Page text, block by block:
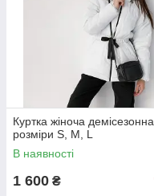
Куртка жіноча демісезонна,
розміри S, M, L
В наявності
1 600 ₴